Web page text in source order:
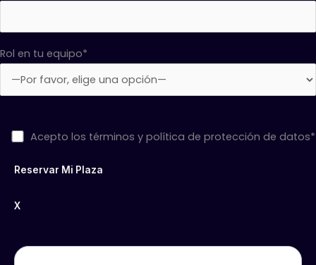
Rol en tu equipo*
Acepto los términos y política de protección de datos*
X